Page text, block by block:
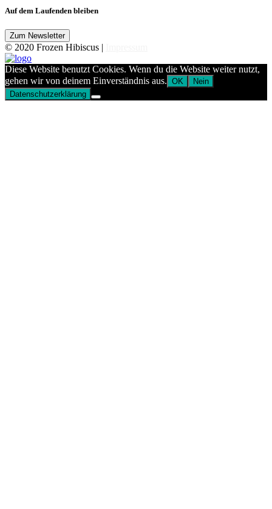
Auf dem Laufenden bleiben
© 2020 Frozen Hibiscus |
Diese Website benutzt Cookies. Wenn du die Website weiter nutzt,
gehen wir von deinem Einverständnis aus. OK
Nein
Datenschutzerklärung